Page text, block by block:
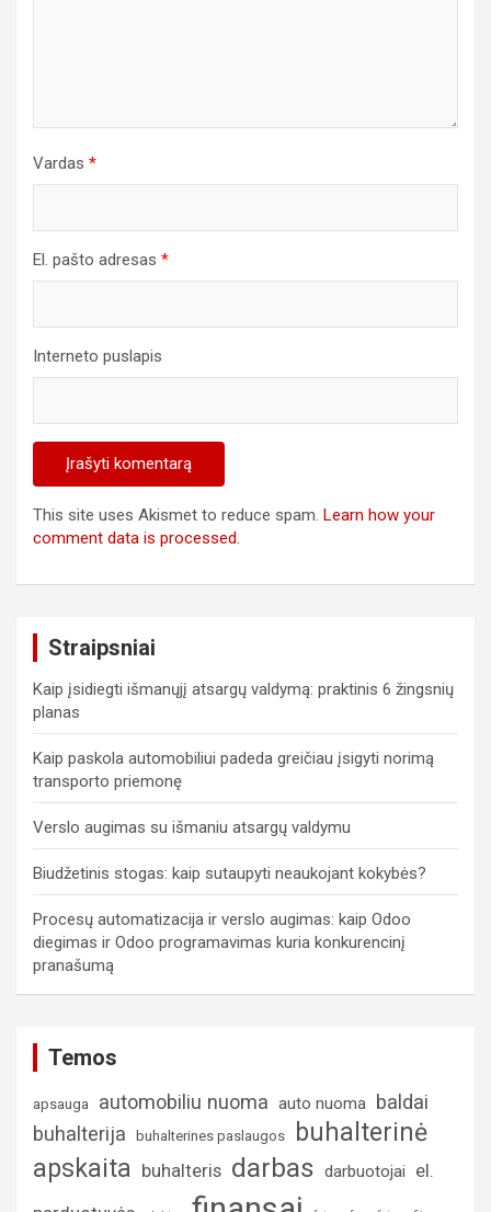
Vardas *
El. pašto adresas *
Interneto puslapis
This site uses Akismet to reduce spam. Learn how your
comment data is processed.
Straipsniai
Kaip įsidiegti išmanųjį atsargų valdymą: praktinis 6 žingsnių
planas
Kaip paskola automobiliui padeda greičiau įsigyti norimą
transporto priemonę
Verslo augimas su išmaniu atsargų valdymu
Biudžetinis stogas: kaip sutaupyti neaukojant kokybės?
Procesų automatizacija ir verslo augimas: kaip Odoo
diegimas ir Odoo programavimas kuria konkurencinį
pranašumą
Temos
apsauga automobiliu nuoma auto nuoma
baldai
buhalterija
buhalterines paslaugos
buhalterinė
apskaita
buhalteris darbas darbuotojai el.